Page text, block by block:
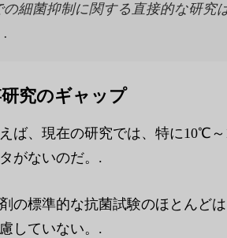
の細菌抑制に関する直接的な研
.
究のギャップ
ば、現在の研究では、特に10℃
がないのだ。.
の標準的な抗菌試験のほとんど
していない。.